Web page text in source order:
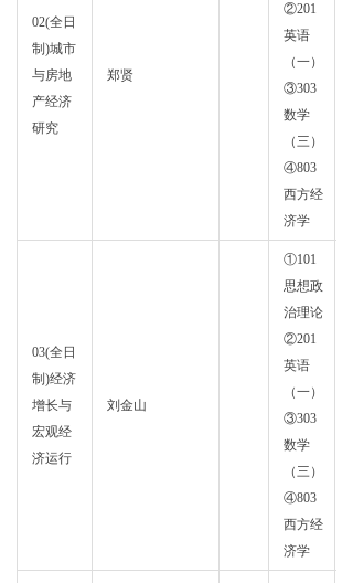
02(全日
制)城市
与房地
产经济
研究
郑贤
②201
英语
（一）
③303
数学
（三）
④803
西方经
济学
03(全日
制)经济
增长与
宏观经
济运行
刘金山
①101
思想政
治理论
②201
英语
（一）
③303
数学
（三）
④803
西方经
济学